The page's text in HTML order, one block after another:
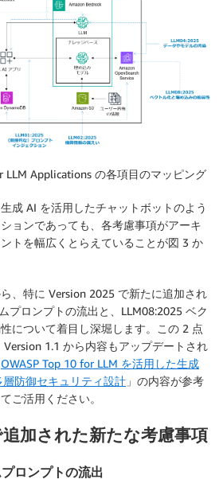
LLM Applications の各項目のマッピング
成 AI を活用したチャットボットのよう
ョンであっても、各考慮事項がアーキ
トを幅広くとらえていることが図 3 か
、特に Version 2025 で新たに追加され
プロンプトの流出と、LLM08:2025 ベク
について着目し深堀します。この 2 点
1.1 から内容もアップデートされ
OWASP Top 10 for LLM を活用した生成
防御セキュリティ設計 」の内容が参考
ご活用ください。
加された新たな考慮事項
ロンプトの流出